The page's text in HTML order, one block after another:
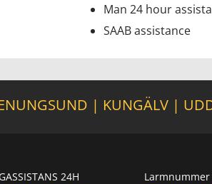
Man 24 hour
SAAB assistance
| KUNGÄLV |
24H
Larmnummer